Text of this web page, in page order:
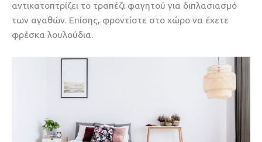
αντικατοπτρίζει το τραπέζι φαγητού για διπλασιασμό
των αγαθών. Επίσης, φροντίστε στο χώρο να έχετε
φρέσκα λουλούδια.